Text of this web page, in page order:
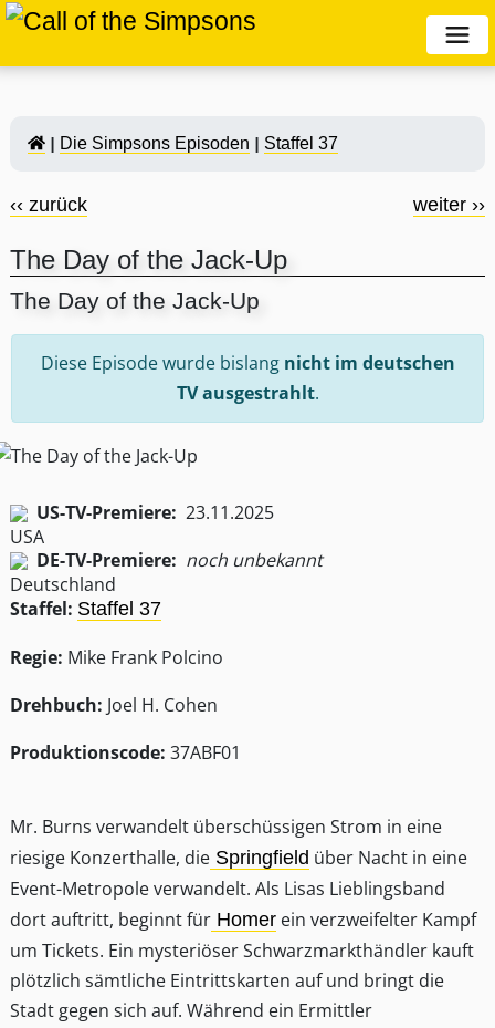
Die Simpsons Episoden Staffel 37
‹‹ zurück weiter ››
The Day of the Jack-Up
The Day of the Jack-Up
Diese Episode wurde bislang nicht im deutschen
TV ausgestrahlt.
US-TV-Premiere: 23.11.2025
DE-TV-Premiere: noch unbekannt
Staffel: Staffel 37
Regie: Mike Frank Polcino
Drehbuch: Joel H. Cohen
Produktionscode: 37ABF01
Mr. Burns verwandelt überschüssigen Strom in eine
riesige Konzerthalle, die Springfield über Nacht in eine
Event-Metropole verwandelt. Als Lisas Lieblingsband
dort auftritt, beginnt für Homer ein verzweifelter Kampf
um Tickets. Ein mysteriöser Schwarzmarkthändler kauft
plötzlich sämtliche Eintrittskarten auf und bringt die
Stadt gegen sich auf. Während ein Ermittler